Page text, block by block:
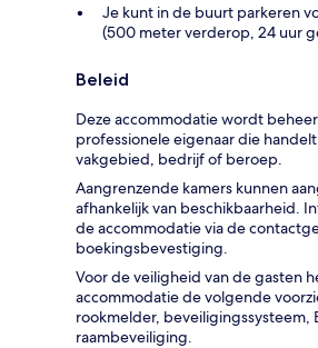
Je kunt in de buurt parkeren
(500 meter verderop, 24 uur
Beleid
Deze accommodatie wordt
professionele eigenaar die
vakgebied, bedrijf of beroep.
Aangrenzende kamers kunnen
afhankelijk van beschikbaarheid.
de accommodatie via de
boekingsbevestiging.
Voor de veiligheid van de gasten
accommodatie de volgende
rookmelder, beveiligingssysteem,
raambeveiliging.